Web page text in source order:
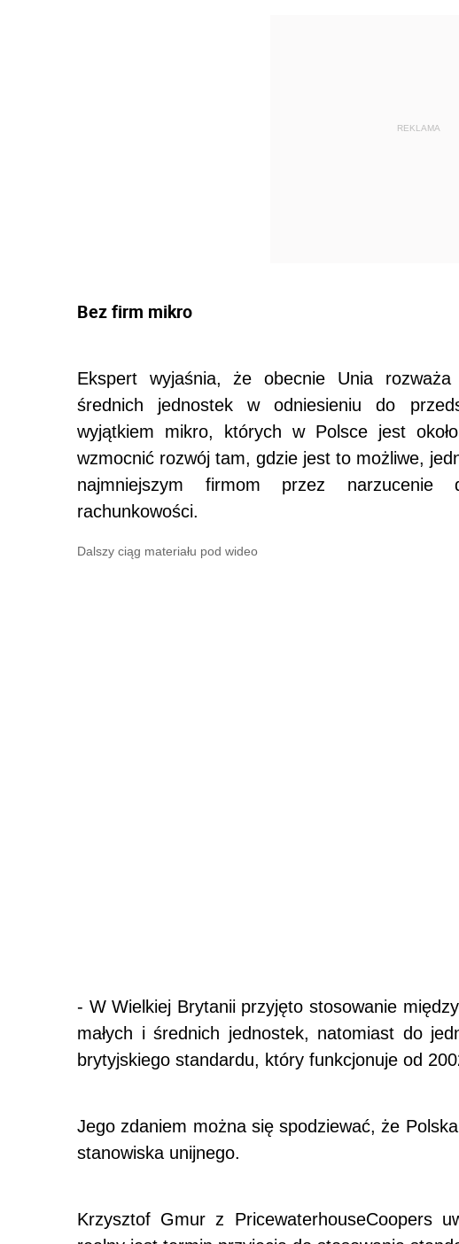
REKLAMA
Bez firm mikro
Ekspert wyjaśnia, że obecnie Unia
średnich jednostek w odniesieniu do
wyjątkiem mikro, których w Polsce jest
wzmocnić rozwój tam, gdzie jest to możliwe,
najmniejszym firmom przez narzucenie
rachunkowości.
Dalszy ciąg materiału pod wideo
- W Wielkiej Brytanii przyjęto stosowanie
małych i średnich jednostek, natomiast do
brytyjskiego standardu, który funkcjonuje od
Jego zdaniem można się spodziewać, że
stanowiska unijnego.
Krzysztof Gmur z PricewaterhouseCoopers